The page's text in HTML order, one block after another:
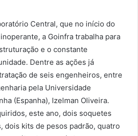
Central, que no início do
a Goinfra trabalha para
e o constante
Dentre as ações já
de seis engenheiros, entre
pela Universidade
(Espanha), Izelman Oliveira.
este ano, dois soquetes
dois kits de pesos padrão, quatro